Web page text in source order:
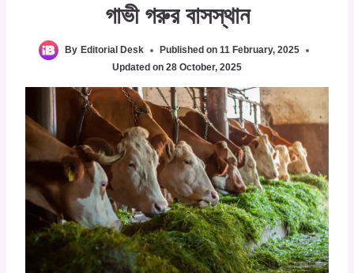
গাভী গরুর বাসস্থান
By Editorial Desk Published on 11 February, 2025
Updated on 28 October, 2025